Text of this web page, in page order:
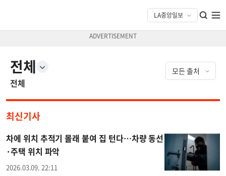
전체
전체
최신기사
차에 위치 추적기 몰래 붙여 집 턴다…차량 동선
·주택 위치 파악
2026.03.09. 22:11